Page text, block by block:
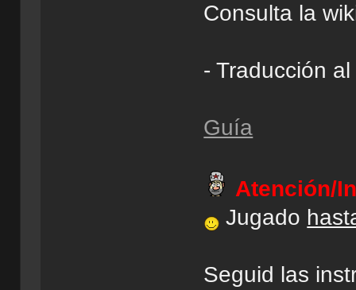
Consulta la
- Traducción
Guía
Atención/
Jugado
Seguid las